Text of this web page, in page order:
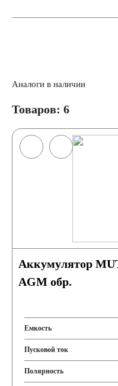
Аналоги в наличии
Товаров: 6
Аккумулятор
AGM обр.
Емкость
Пусковой ток
Полярность